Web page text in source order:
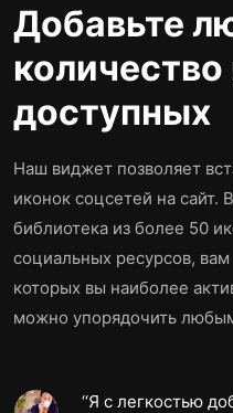
Добавьте
доступных
Наш виджет позволяет
иконок соцсетей на
библиотека из более 50
социальных ресурсов,
которых вы наиболее
можно упорядочить
Я с легкостью